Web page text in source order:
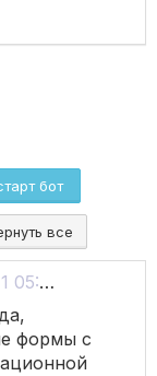
бот
все
формы с